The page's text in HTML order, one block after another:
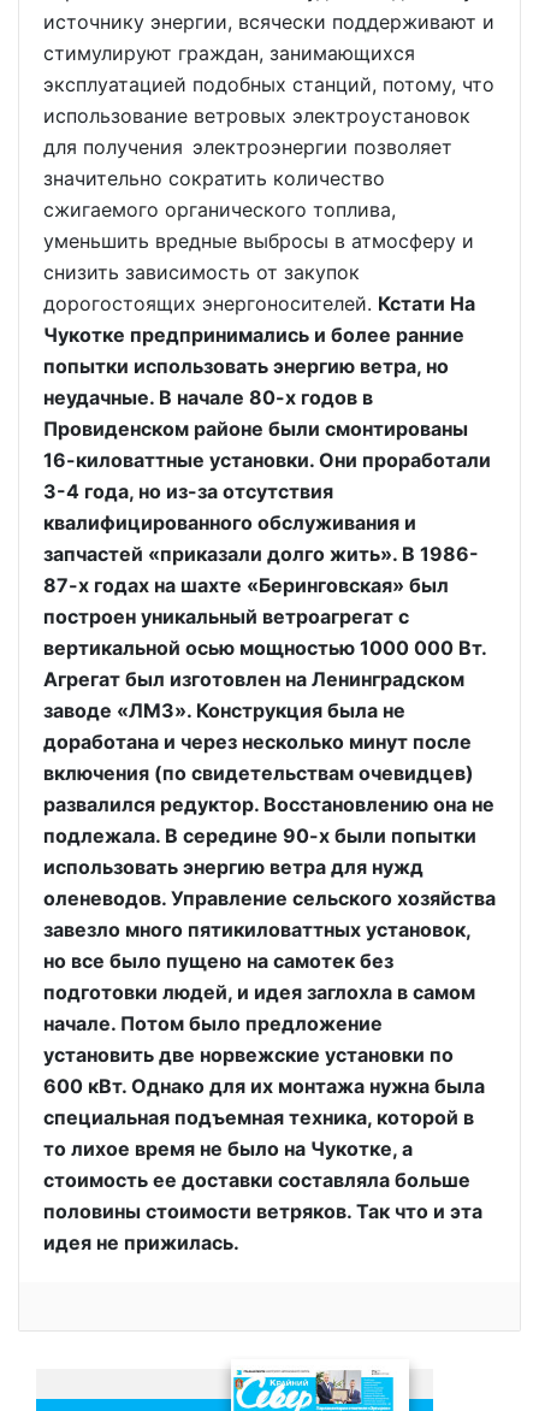
источнику энергии, всячески поддерживают и
стимулируют граждан, занимающихся
эксплуатацией подобных станций, потому, что
использование ветровых электроустановок
для получения электроэнергии позволяет
значительно сократить количество
сжигаемого органического топлива,
уменьшить вредные выбросы в атмосферу и
снизить зависимость от закупок
дорогостоящих энергоносителей. Кстати На
Чукотке предпринимались и более ранние
попытки использовать энергию ветра, но
неудачные. В начале 80-х годов в
Провиденском районе были смонтированы
16-киловаттные установки. Они проработали
3-4 года, но из-за отсутствия
квалифицированного обслуживания и
запчастей «приказали долго жить». В 1986-
87-х годах на шахте «Беринговская» был
построен уникальный ветроагрегат с
вертикальной осью мощностью 1000 000 Вт.
Агрегат был изготовлен на Ленинградском
заводе «ЛМЗ». Конструкция была не
доработана и через несколько минут после
включения (по свидетельствам очевидцев)
развалился редуктор. Восстановлению она не
подлежала. В середине 90-х были попытки
использовать энергию ветра для нужд
оленеводов. Управление сельского хозяйства
завезло много пятикиловаттных установок,
но все было пущено на самотек без
подготовки людей, и идея заглохла в самом
начале. Потом было предложение
установить две норвежские установки по
600 кВт. Однако для их монтажа нужна была
специальная подъемная техника, которой в
то лихое время не было на Чукотке, а
стоимость ее доставки составляла больше
половины стоимости ветряков. Так что и эта
идея не прижилась.